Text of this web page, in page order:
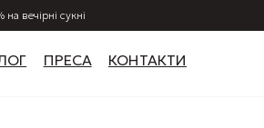
вечірні сукні
ПРЕСА КОНТАКТИ